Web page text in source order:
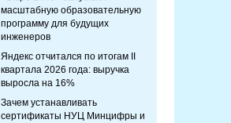
масштабную образовательную
программу для будущих
инженеров
Яндекс отчитался по итогам II
квартала 2026 года: выручка
выросла на 16%
Зачем устанавливать
сертификаты НУЦ Минцифры и